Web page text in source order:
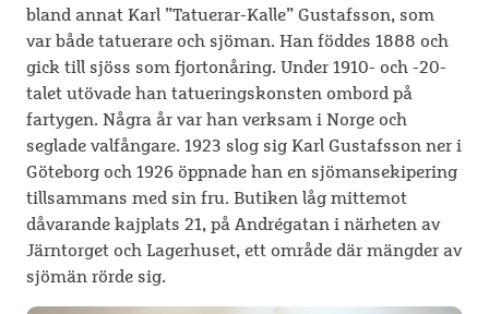
bland annat Karl ”Tatuerar-Kalle” Gustafsson, som
var både tatuerare och sjöman. Han föddes 1888 och
gick till sjöss som fjortonåring. Under 1910- och -20-
talet utövade han tatueringskonsten ombord på
fartygen. Några år var han verksam i Norge och
seglade valfångare. 1923 slog sig Karl Gustafsson ner i
Göteborg och 1926 öppnade han en sjömansekipering
tillsammans med sin fru. Butiken låg mittemot
dåvarande kajplats 21, på Andrégatan i närheten av
Järntorget och Lagerhuset, ett område där mängder av
sjömän rörde sig.